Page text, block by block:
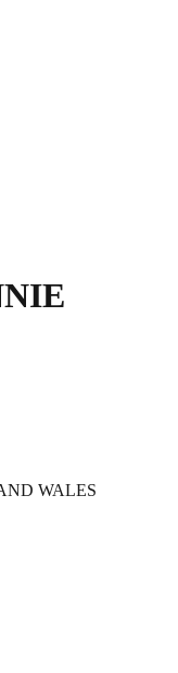
WALES